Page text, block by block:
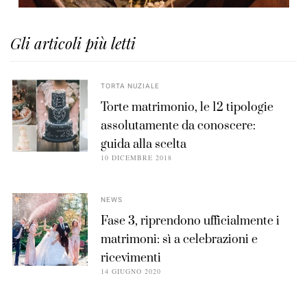
Gli articoli più letti
TORTA NUZIALE
Torte matrimonio, le 12 tipologie
assolutamente da conoscere:
guida alla scelta
10 DICEMBRE 2018
NEWS
Fase 3, riprendono ufficialmente i
matrimoni: sì a celebrazioni e
ricevimenti
14 GIUGNO 2020